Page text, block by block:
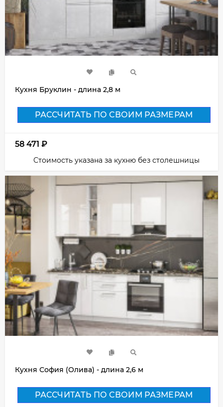
Кухня Бруклин - длина 2,8 м
РАССЧИТАТЬ ПО СВОИМ РАЗМЕРАМ
58 471 ₽
Стоимость указана за кухню без столешницы
Кухня София (Олива) - длина 2,6 м
РАССЧИТАТЬ ПО СВОИМ РАЗМЕРАМ